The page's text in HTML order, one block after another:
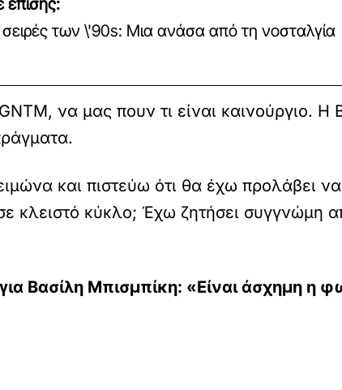
σειρές των \'90s: Μια ανάσα από τη νοσταλγία
να μας πουν τι είναι καινούργιο. Η
και πιστεύω ότι θα έχω προλάβει
κλειστό κύκλο; Έχω ζητήσει συγγνώμη
Βασίλη Μπισμπίκη: «Είναι άσχημη η